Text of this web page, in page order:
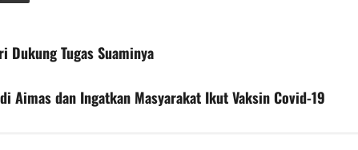
Dukung Tugas Suaminya
Aimas dan Ingatkan Masyarakat Ikut Vaksin Covid-19